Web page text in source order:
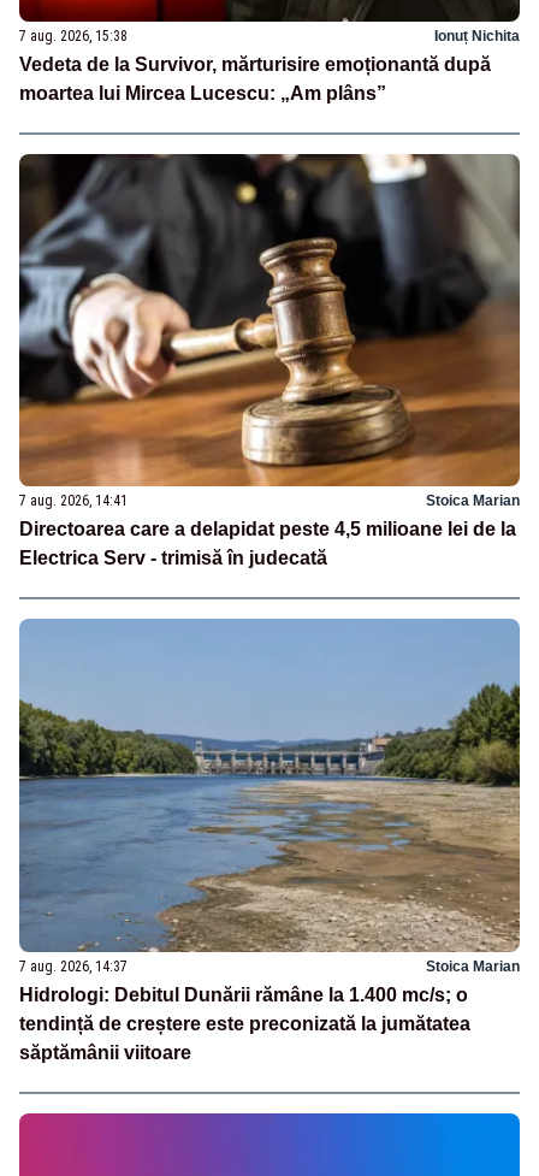
7 aug. 2026, 15:38 Ionuț Nichita
Vedeta de la Survivor, mărturisire emoționantă după
moartea lui Mircea Lucescu: „Am plâns”
7 aug. 2026, 14:41 Stoica Marian
Directoarea care a delapidat peste 4,5 milioane lei de la
Electrica Serv - trimisă în judecată
7 aug. 2026, 14:37 Stoica Marian
Hidrologi: Debitul Dunării rămâne la 1.400 mc/s; o
tendință de creștere este preconizată la jumătatea
săptămânii viitoare